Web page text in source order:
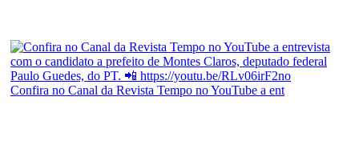
Confira no Canal da Revista Tempo no YouTube a ent